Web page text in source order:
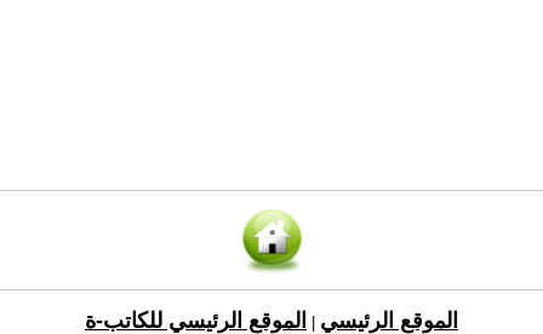
الموقع الرئيسي الموقع الرئيسي للكاتب-ة